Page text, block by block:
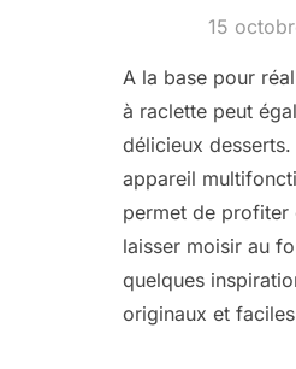
15
A la base pour
à raclette peut
délicieux desserts.
appareil
permet de profiter
laisser moisir au
quelques
originaux et